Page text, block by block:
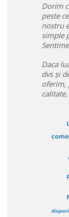
Dorim
peste
nostru
simple
Daca
dvs și
oferim,